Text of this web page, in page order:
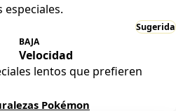
Sugerida
BAJA
Velocidad
lentos que prefieren
Pokémon